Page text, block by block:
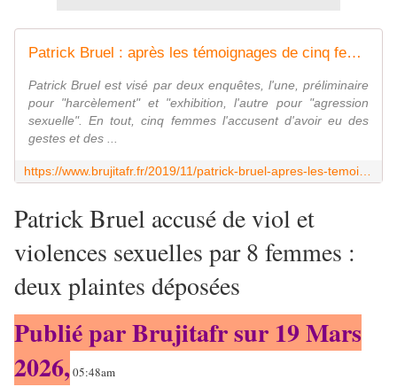
Patrick Bruel : après les témoignages de cinq femmes, où en est l'enquête ?
Patrick Bruel est visé par deux enquêtes, l'une, préliminaire
pour "harcèlement" et "exhibition, l'autre pour "agression
sexuelle". En tout, cinq femmes l'accusent d'avoir eu des
gestes et des ...
Patrick Bruel accusé de viol et
violences sexuelles par 8 femmes :
deux plaintes déposées
Publié par Brujitafr sur 19 Mars
2026,05:48am